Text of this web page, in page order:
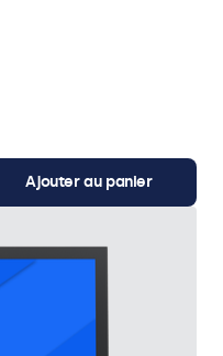
Ajouter au panier